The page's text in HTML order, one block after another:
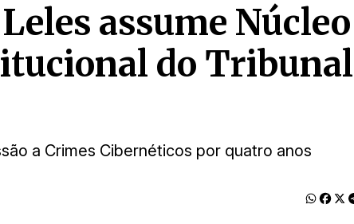
assume Núcleo
do Tribunal
a Crimes Cibernéticos por quatro anos